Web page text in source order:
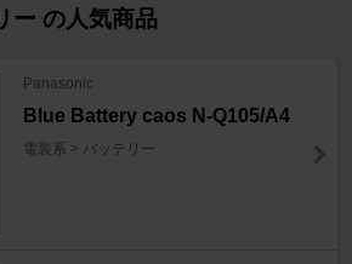
ー の人気商品
Panasonic
Blue Battery caos N-Q105/A4
電装系 > バッテリー